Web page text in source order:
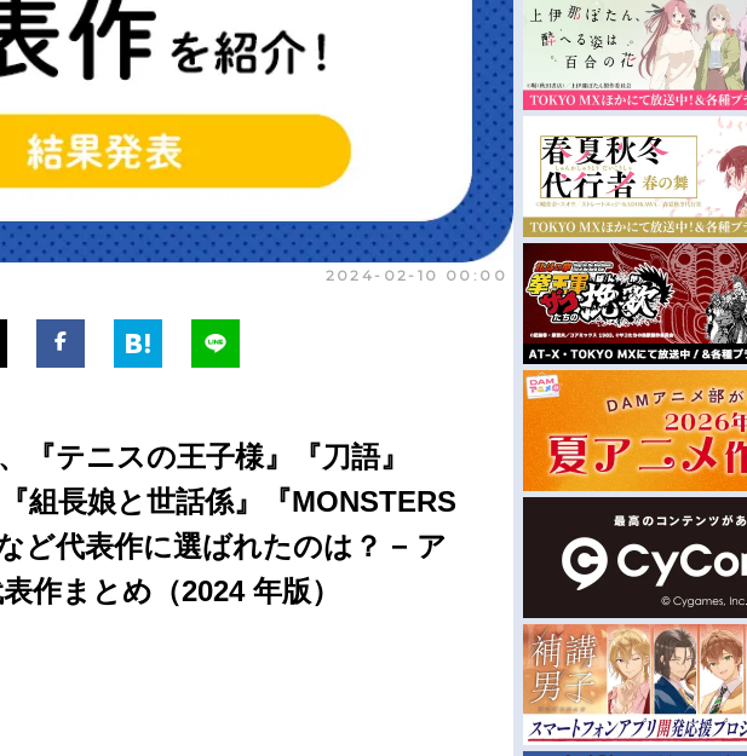
2024-02-10 00:00
『テニスの王子様』『刀語』
組長娘と世話係』『MONSTERS
ど代表作に選ばれたのは？ − ア
作まとめ（2024 年版）